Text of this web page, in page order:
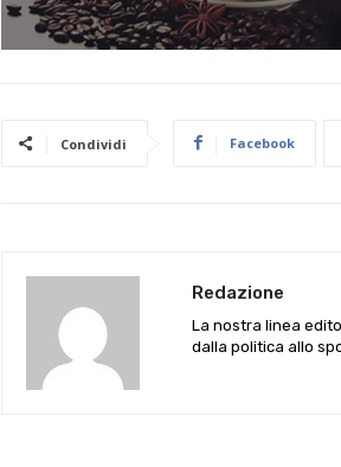
Condividi Facebook
Redazione
La nostra linea
dalla politica allo